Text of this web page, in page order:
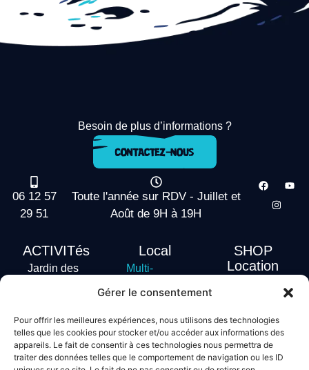
Gérer le consentement
Pour offrir les meilleures expériences, nous utilisons des technologies
telles que les cookies pour stocker et/ou accéder aux informations des
appareils. Le fait de consentir à ces technologies nous permettra de
traiter des données telles que le comportement de navigation ou les ID
Besoin de plus d’informations ?
06 12 57
29 51
Toute l'année sur RDV - Juillet et
Août de 9H à 19H
ACTIVITés
Jardin des
Stand Up
Paddle
Bodyboard
Local
Multi-
Hébergement
SHOP
Location